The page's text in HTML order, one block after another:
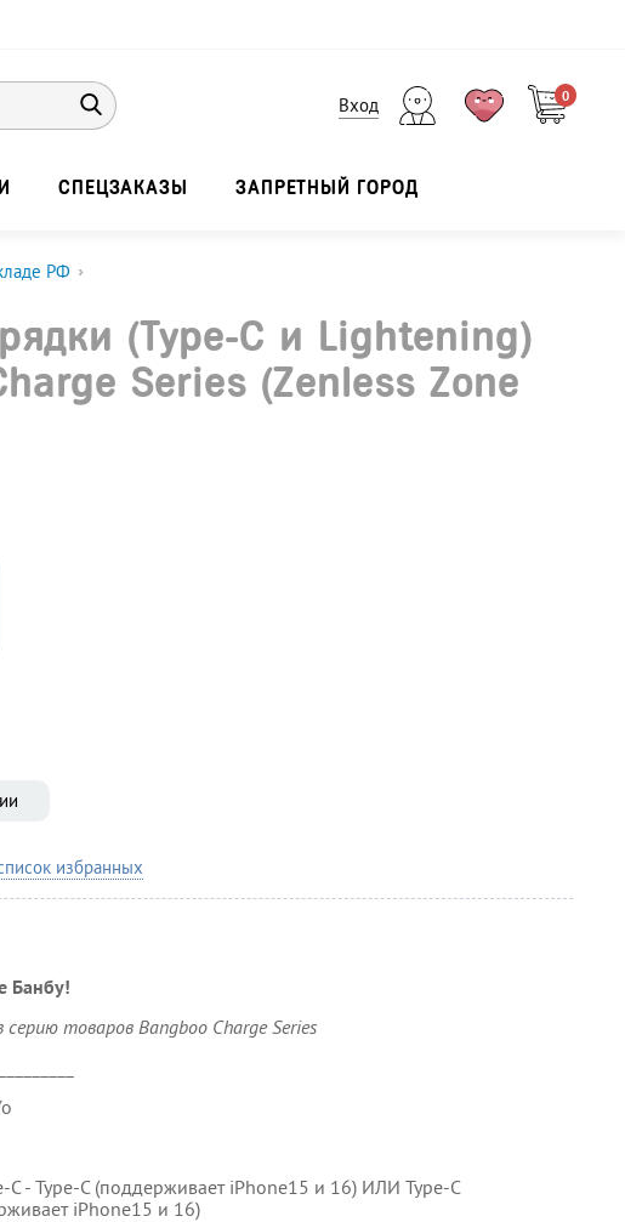
Вход 0
СПЕЦЗАКАЗЫ ЗАПРЕТНЫЙ ГОРОД
РФ ›
(Type-C и Lightening)
Series (Zenless Zone
избранных
Банбу!
товаров Bangboo Charge Series
C - Type-C (поддерживает iPhone15 и 16) ИЛИ Type-C
iPhone15 и 16)